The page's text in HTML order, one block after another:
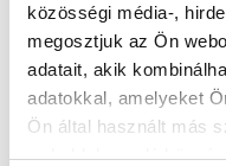
közösségi média-,
megosztjuk az Ön
adatait, akik
adatokkal, amelyeket
Ön által használt más
weboldalon való
KANTA JÓZSEF:
KIJAVÍTOTTUK
2022-03-20 02:22:17
NB III-as csapatunk
3-0-ra megnyert